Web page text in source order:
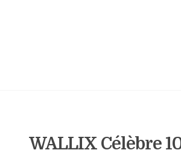
WALLIX Célèbre